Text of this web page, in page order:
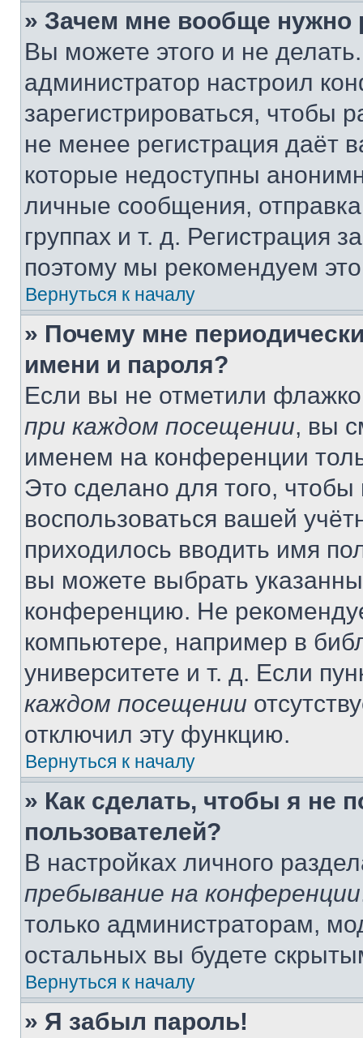
» Зачем мне вообще нужно
Вы можете этого и не
администратор настроил
зарегистрироваться, чтобы
не менее регистрация даёт
которые недоступны
личные сообщения,
группах и т. д. Регистрация
поэтому мы рекомендуем
Вернуться к началу
» Почему мне
имени и пароля?
Если вы не отметили
при каждом посещении, вы
именем на конференции
Это сделано для того, чтобы
воспользоваться вашей
приходилось вводить имя
вы можете выбрать
конференцию. Не
компьютере, например в
университете и т. д. Если
каждом посещении
отключил эту функцию.
Вернуться к началу
» Как сделать, чтобы я не
пользователей?
В настройках личного
пребывание на конференции
только администраторам,
остальных вы будете
Вернуться к началу
» Я забыл пароль!